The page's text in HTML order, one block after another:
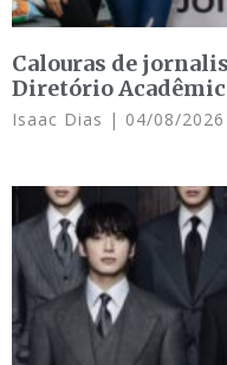
Calouras de
Diretório
Isaac Dias 04/08/2026